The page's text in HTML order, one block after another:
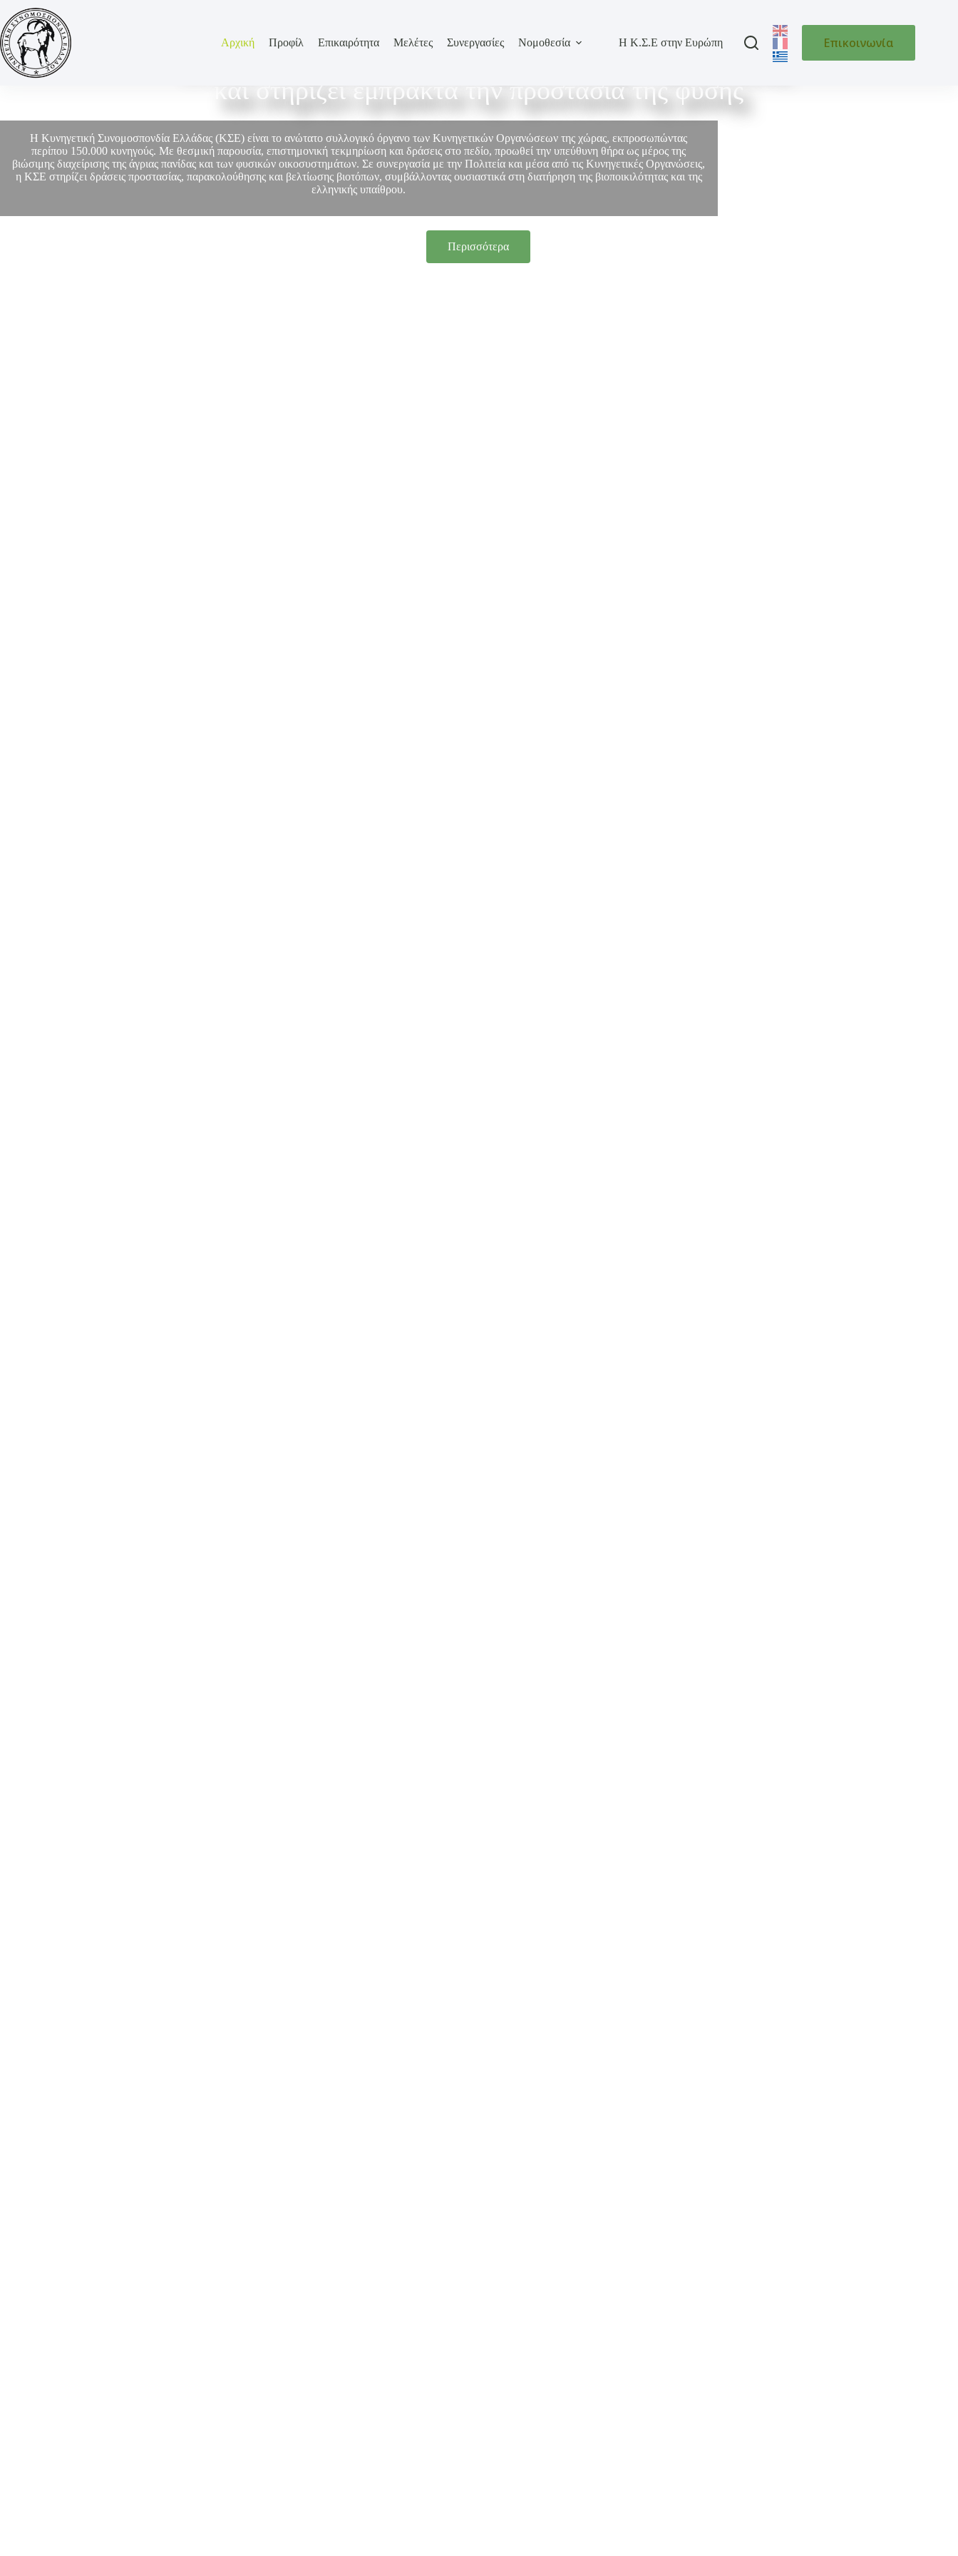
Αρχική Προφίλ Επικαιρότητα Μελέτες Συνεργασίες Νομοθεσία Η Κ.Σ.Ε στην Ευρώπη Επικοινωνία
Η ΚΣΕ εκπροσωπεί τον κυνηγετικό κόσμο της Ελλάδας
και στηρίζει έμπρακτα την προστασία της φύσης
Η Κυνηγετική Συνομοσπονδία Ελλάδας (ΚΣΕ) είναι το ανώτατο συλλογικό όργανο των Κυνηγετικών Οργανώσεων της χώρας, εκπροσωπώντας
περίπου 150.000 κυνηγούς. Με θεσμική παρουσία, επιστημονική τεκμηρίωση και δράσεις στο πεδίο, προωθεί την υπεύθυνη θήρα ως μέρος της
βιώσιμης διαχείρισης της άγριας πανίδας και των φυσικών οικοσυστημάτων. Σε συνεργασία με την Πολιτεία και μέσα από τις Κυνηγετικές Οργανώσεις,
η ΚΣΕ στηρίζει δράσεις προστασίας, παρακολούθησης και βελτίωσης βιοτόπων, συμβάλλοντας ουσιαστικά στη διατήρηση της βιοποικιλότητας και της
ελληνικής υπαίθρου.
Περισσότερα